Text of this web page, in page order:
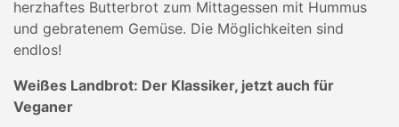
herzhaftes Butterbrot zum Mittagessen mit Hummus
und gebratenem Gemüse. Die Möglichkeiten sind
endlos!
Weißes Landbrot: Der Klassiker, jetzt auch für
Veganer